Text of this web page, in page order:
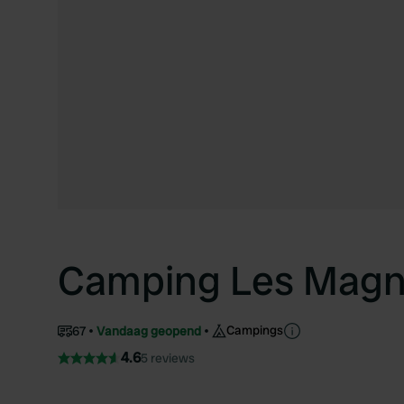
Camping Les
67 Vandaag geopend Campings
4.65 reviews